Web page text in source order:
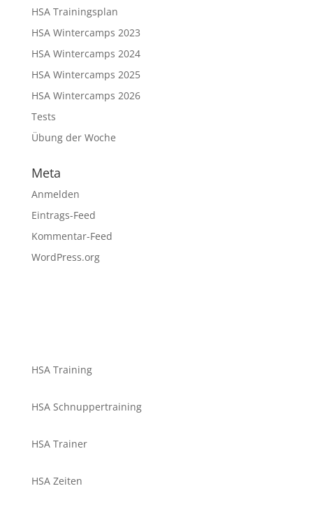
HSA Trainingsplan
HSA Wintercamps 2023
HSA Wintercamps 2024
HSA Wintercamps 2025
HSA Wintercamps 2026
Tests
Übung der Woche
Meta
Anmelden
Eintrags-Feed
Kommentar-Feed
WordPress.org
HSA Training
HSA Schnuppertraining
HSA Trainer
HSA Zeiten